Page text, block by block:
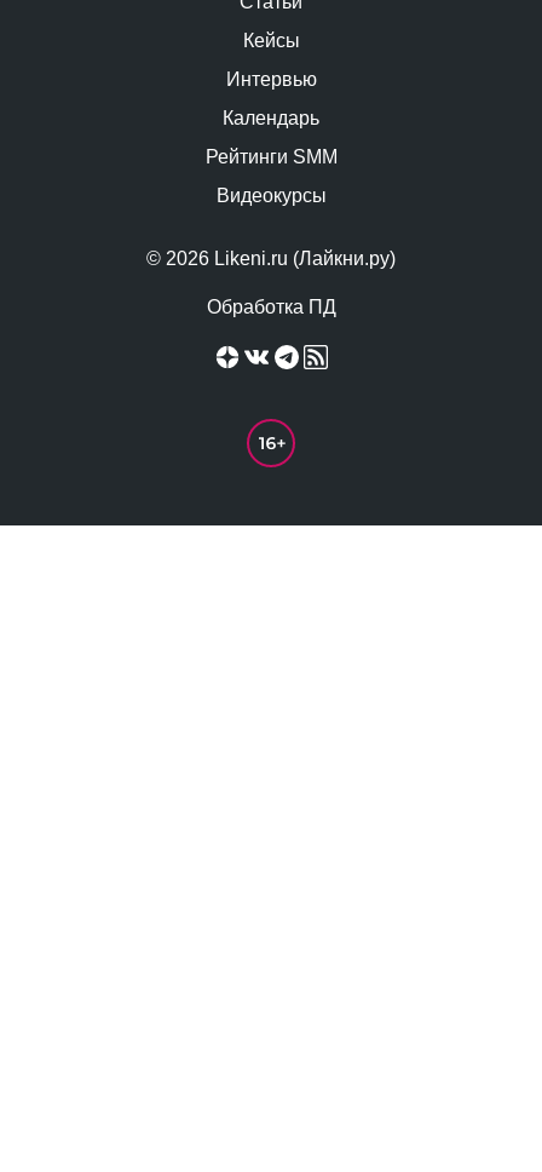
© 2026 Likeni.ru (Лайкни.ру)
Обработка ПД
Кейсы
Интервью
Календарь
Рейтинги SMM
Видеокурсы